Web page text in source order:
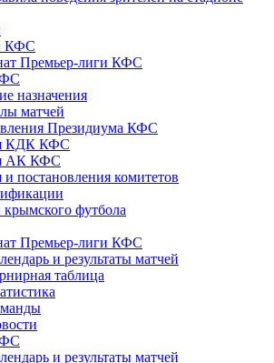
КФС
Премьер-лиги КФС
назначения
матчей
Президиума КФС
КДК КФС
АК КФС
постановления комитетов
футбола
Премьер-лиги КФС
и результаты матчей
таблица
и результаты матчей